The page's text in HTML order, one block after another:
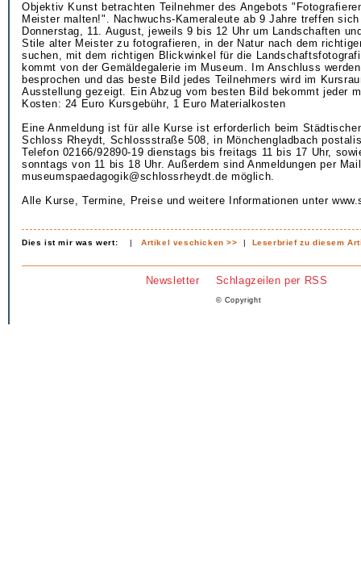
Objektiv Kunst betrachten Teilnehmer des Angebots
Meister malten!". Nachwuchs-Kameraleute ab 9 Jahre treffen
Donnerstag, 11. August, jeweils 9 bis 12 Uhr um Landschaften
Stile alter Meister zu fotografieren, in der Natur nach dem
suchen, mit dem richtigen Blickwinkel für die
kommt von der Gemäldegalerie im Museum. Im Anschluss
besprochen und das beste Bild jedes Teilnehmers wird im
Ausstellung gezeigt. Ein Abzug vom besten Bild bekommt jeder
Kosten: 24 Euro Kursgebühr, 1 Euro Materialkosten
Eine Anmeldung ist für alle Kurse ist erforderlich beim
Schloss Rheydt, Schlossstraße 508, in Mönchengladbach
Telefon 02166/92890-19 dienstags bis freitags 11 bis 17 Uhr,
sonntags von 11 bis 18 Uhr. Außerdem sind Anmeldungen per
museumspaedagogik@schlossrheydt.de möglich.
Alle Kurse, Termine, Preise und weitere Informationen unter
Dies ist mir was wert: |Artikel veschicken >> | Leserbrief zu diesem
Newsletter Schlagzeilen per RSS
© Copyright